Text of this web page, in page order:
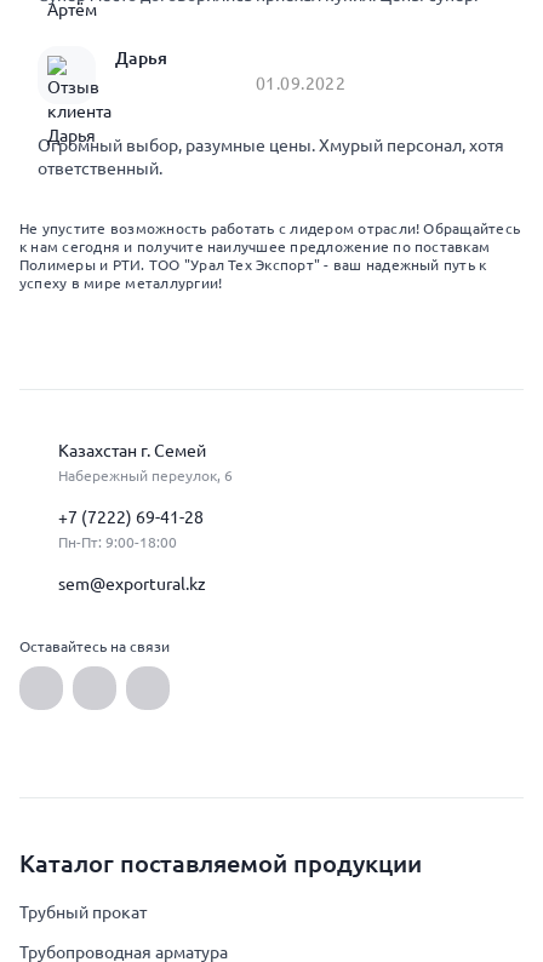
Дарья
01.09.2022
Огромный выбор, разумные цены. Хмурый персонал, хотя
ответственный.
Не упустите возможность работать с лидером отрасли! Обращайтесь
к нам сегодня и получите наилучшее предложение по поставкам
Полимеры и РТИ. ТОО "Урал Тех Экспорт" - ваш надежный путь к
успеху в мире металлургии!
Казахстан г. Семей
Набережный переулок, 6
+7 (7222) 69-41-28
Пн-Пт: 9:00-18:00
sem@exportural.kz
Оставайтесь на связи
Каталог поставляемой продукции
Трубный прокат
Трубопроводная арматура